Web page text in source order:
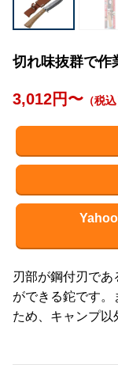
切れ味抜群で作
3,012円〜 （税込
刃部が鋼付刃で
ができる鉈です。
ため、キャンプ以